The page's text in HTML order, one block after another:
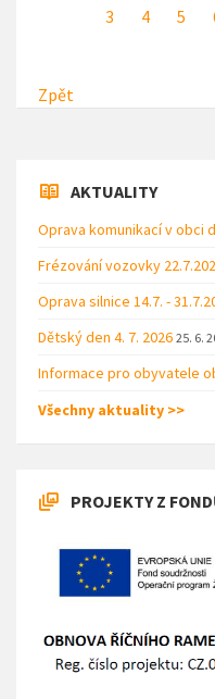
3
4 5
Zpět
AKTUALITY
Oprava komunikací v obci
Frézování vozovky
Oprava silnice 14.7. -
Dětský den 4. 7. 2026 25. 6.
Informace pro obyvatele
Všechny aktuality >>
PROJEKTY Z